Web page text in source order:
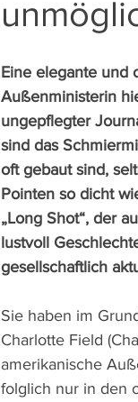
Eine elegante und
Außenministerin
ungepflegter
sind das
oft gebaut sind,
Pointen so dicht
„Long Shot“, der
lustvoll
gesellschaftlich
Sie haben im
Charlotte Field
amerikanische
folglich nur in den